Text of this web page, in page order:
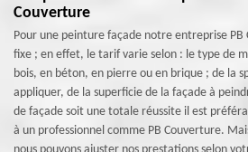
Couverture
Pour une peinture façade notre entreprise PB
fixe ; en effet, le tarif varie selon : le type de
bois, en béton, en pierre ou en brique ; de la
appliquer, de la superficie de la façade à
de façade soit une totale réussite il est
à un professionnel comme PB Couverture.